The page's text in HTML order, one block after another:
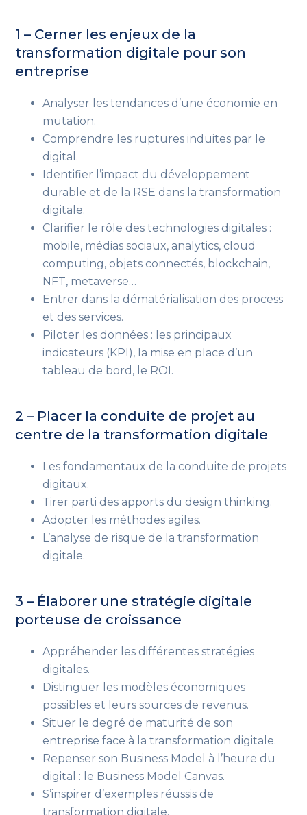
1 – Cerner les enjeux de la
transformation digitale pour son
entreprise
Analyser les tendances d’une économie en
mutation.
Comprendre les ruptures induites par le
digital.
Identifier l’impact du développement
durable et de la RSE dans la transformation
digitale.
Clarifier le rôle des technologies digitales :
mobile, médias sociaux, analytics, cloud
computing, objets connectés, blockchain,
NFT, metaverse…
Entrer dans la dématérialisation des process
et des services.
Piloter les données : les principaux
indicateurs (KPI), la mise en place d’un
tableau de bord, le ROI.
2 – Placer la conduite de projet au
centre de la transformation digitale
Les fondamentaux de la conduite de projets
digitaux.
Tirer parti des apports du design thinking.
Adopter les méthodes agiles.
L’analyse de risque de la transformation
digitale.
3 – Élaborer une stratégie digitale
porteuse de croissance
Appréhender les différentes stratégies
digitales.
Distinguer les modèles économiques
possibles et leurs sources de revenus.
Situer le degré de maturité de son
entreprise face à la transformation digitale.
Repenser son Business Model à l’heure du
digital : le Business Model Canvas.
S’inspirer d’exemples réussis de
transformation digitale.